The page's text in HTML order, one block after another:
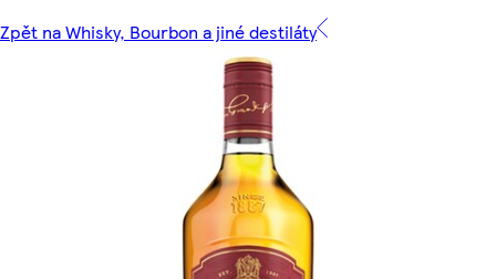
Zpět na Whisky, Bourbon a jiné destiláty